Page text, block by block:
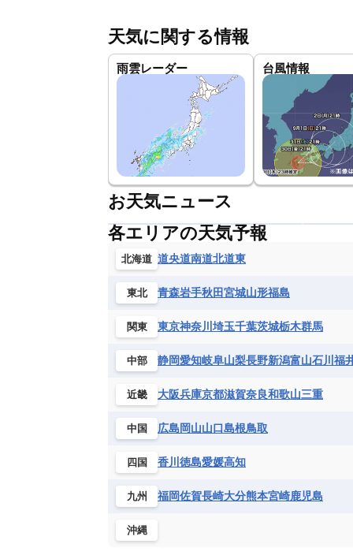
天気に関する情報
雨雲レーダー 台風情報
お天気ニュース
各エリアの天気予報
北海道 道央道南道北道東
東北 青森岩手秋田宮城山形福島
関東 東京神奈川 埼玉千葉茨城栃木群馬
中部 静岡愛知岐阜山梨長野新潟富山石川 福
近畿 大阪兵庫京都滋賀奈良和歌山三重
中国 広島岡山山口島根鳥取
四国 香川 徳島愛媛高知
九州 福岡佐賀長崎大分熊本宮崎鹿児島
沖縄